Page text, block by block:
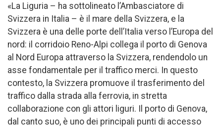
«La Liguria – ha sottolineato l’Ambasciatore di
Svizzera in Italia – è il mare della Svizzera, e la
Svizzera è una delle porte dell’Italia verso l’Europa del
nord: il corridoio Reno-Alpi collega il porto di Genova
al Nord Europa attraverso la Svizzera, rendendolo un
asse fondamentale per il traffico merci. In questo
contesto, la Svizzera promuove il trasferimento del
traffico dalla strada alla ferrovia, in stretta
collaborazione con gli attori liguri. Il porto di Genova,
dal canto suo, è uno dei principali punti di accesso